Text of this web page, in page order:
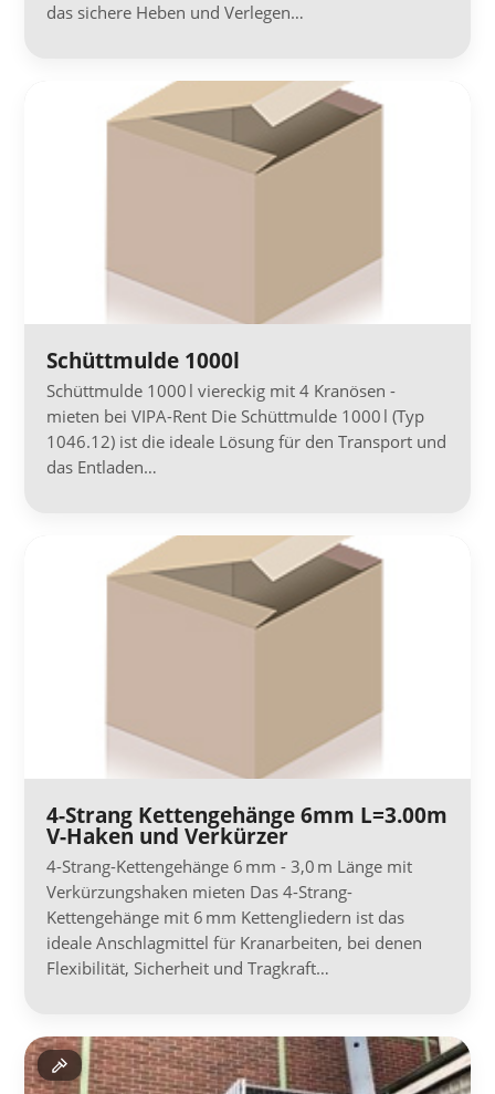
das sichere Heben und Verlegen…
Schüttmulde 1000l
Schüttmulde 1000 l viereckig mit 4 Kranösen -
mieten bei VIPA-Rent Die Schüttmulde 1000 l (Typ
1046.12) ist die ideale Lösung für den Transport und
das Entladen…
4-Strang Kettengehänge 6mm L=3.00m
V-Haken und Verkürzer
4-Strang-Kettengehänge 6 mm - 3,0 m Länge mit
Verkürzungshaken mieten Das 4-Strang-
Kettengehänge mit 6 mm Kettengliedern ist das
ideale Anschlagmittel für Kranarbeiten, bei denen
Flexibilität, Sicherheit und Tragkraft…